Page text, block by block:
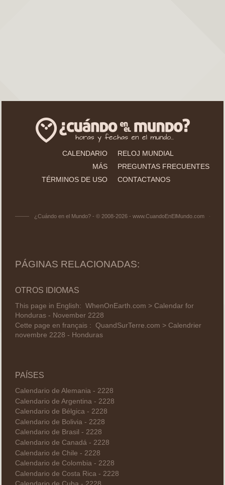
CALENDARIO
RELOJ MUNDIAL
MÁS
PREGUNTAS FRECUENTES
TÉRMINOS DE USO
CONTACTANOS
¿Cuándo en el Mundo? - © 2008-2026 - www.CuandoEnElMundo.com
PÁGINAS RELACIONADAS:
OTROS IDIOMAS
This page in English: WhenOnEarth.com > Calendar for
Honduras - November 2228
Cette page en français : QuandSurTerre.com > Calendrier
novembre 2228 - Honduras
PAÍSES
Calendario de Alemania - 2228
Calendario de Argentina - 2228
Calendario de Bélgica - 2228
Calendario de Bolivia - 2228
Calendario de Brasil - 2228
Calendario de Canadá - 2228
Calendario de Chile - 2228
Calendario de Colombia - 2228
Calendario de Costa Rica - 2228